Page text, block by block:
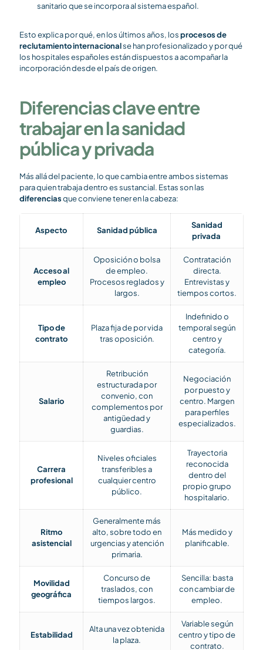
sanitario que se incorpora al sistema español.
Esto explica por qué, en los últimos años, losprocesos de
reclutamiento internacionalse han profesionalizado y por qué
los hospitales españoles están dispuestos a acompañar la
incorporación desde el país de origen.
Diferencias clave entre
trabajar en la sanidad
pública y privada
Más allá del paciente, lo que cambia entre ambos sistemas
para quien trabaja dentro es sustancial. Estas son las
diferenciasque conviene tener en la cabeza:
Aspecto Sanidad pública
Sanidad
privada
Acceso al
empleo
Oposición o bolsa
de empleo.
Procesos reglados y
largos.
Contratación
directa.
Entrevistas y
tiempos cortos.
Tipo de
contrato
Plaza fija de por vida
tras oposición.
Indefinido o
temporal según
centro y
categoría.
Salario
Retribución
estructurada por
convenio, con
complementos por
antigüedad y
guardias.
Negociación
por puesto y
centro. Margen
para perfiles
especializados.
Carrera
profesional
Niveles oficiales
transferibles a
cualquier centro
público.
Trayectoria
reconocida
dentro del
propio grupo
hospitalario.
Ritmo
asistencial
Generalmente más
alto, sobre todo en
urgencias y atención
primaria.
Más medido y
planificable.
Movilidad
geográfica
Concurso de
traslados, con
tiempos largos.
Sencilla: basta
con cambiar de
empleo.
Estabilidad
Alta una vez obtenida
la plaza.
Variable según
centro y tipo de
contrato.